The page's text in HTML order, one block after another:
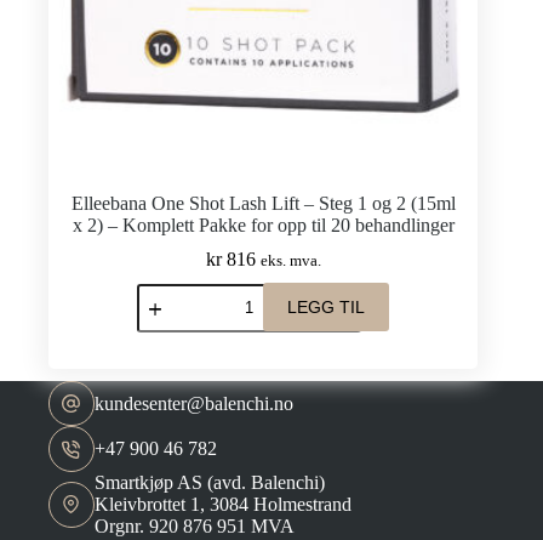
til
20
behandlinger
antall
Elleebana One Shot Lash Lift – Steg 1 og 2 (15ml
x 2) – Komplett Pakke for opp til 20 behandlinger
kr816 eks. mva.
Elleebana
One
Shot
–
Steg
og
2
(15ml
x
LEGG TIL
kundesenter@balenchi.no
+47 900 46 782
Smartkjøp AS (avd. Balenchi)
Kleivbrottet 1, 3084 Holmestrand
Orgnr. 920 876 951 MVA